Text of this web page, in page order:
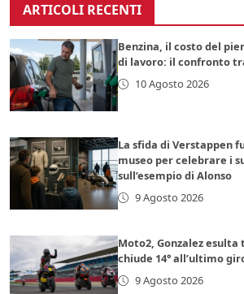
ARTICOLI RECENTI
Benzina, il costo del
di lavoro: il confronto
10 Agosto 2026
La sfida di Verstappen
museo per celebrare i
sull’esempio di Alonso
9 Agosto 2026
Moto2, Gonzalez
chiude 14° all’ultimo
9 Agosto 2026